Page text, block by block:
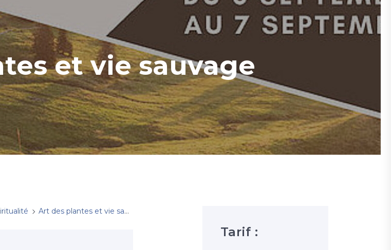
et vie sauvage
Art des plantes et vie sauvage
Tarif :